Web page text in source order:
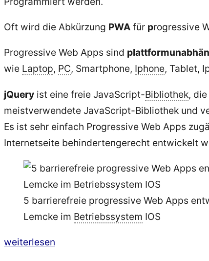
Oft wird die Abkürzung PWA für progressive
Progressive Web Apps sind
wie Laptop, PC, Smartphone, Iphone, Tablet,
jQuery ist eine freie JavaScript-Bibliothek,
meistverwendete JavaScript-Bibliothek und
Es ist sehr einfach Progressive Web Apps
Internetseite behindertengerecht entwickelt
5 barrierefreie progressive Web Apps
Lemcke im Betriebssystem IOS
„Progressive
weiterlesen